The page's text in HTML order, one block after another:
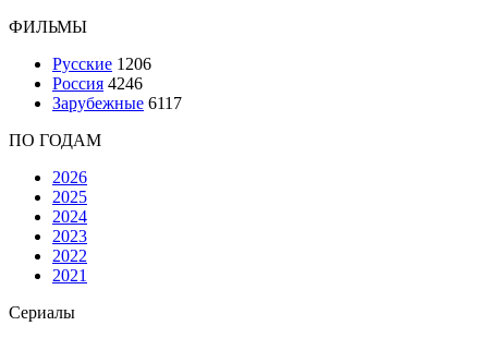
ФИЛЬМЫ
Русские 1206
Россия 4246
Зарубежные 6117
ПО ГОДАМ
2026
2025
2024
2023
2022
2021
Сериалы